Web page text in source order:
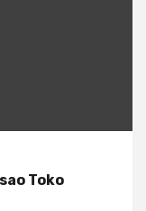
Toko